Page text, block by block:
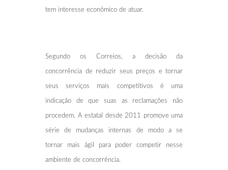
tem interesse econômico de atuar.
Segundo os Correios, a decisão da
concorrência de reduzir seus preços e tornar
seus serviços mais competitivos é uma
indicação de que suas as reclamações não
procedem. A estatal desde 2011 promove uma
série de mudanças internas de modo a se
tornar mais ágil para poder competir nesse
ambiente de concorrência.